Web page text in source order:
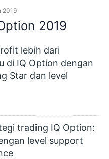
2019
2019
lebih dari
di IQ Option dengan
Star dan level
trading IQ Option:
level support